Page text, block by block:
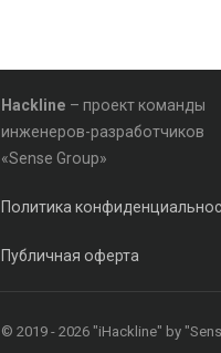
Hackline – проект команды
инженеров-разработчиков
«Sense Group»
Политика
Публичная оферта
© 2019 - 2026 "iHackline" by